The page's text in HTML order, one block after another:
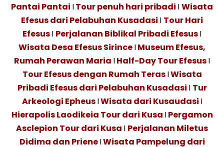
Pantai Pantai ITour penuh hari pribadi IWisata
Efesus dari Pelabuhan Kusadasi I Tour Hari
EfesusI Perjalanan Biblikal Pribadi EfesusI
Wisata Desa Efesus SirinceIMuseum Efesus,
Rumah Perawan Maria IHalf-Day Tour EfesusI
Tour Efesus dengan Rumah TerasIWisata
Pribadi Efesus dari Pelabuhan Kusadasi I Tur
Arkeologi EpheusIWisata dari Kusaudasi I
Hierapolis Laodikeia Tour dari Kusa IPergamon
Asclepion Tour dari Kusa I Perjalanan Miletus
Didima dan PrieneIWisata Pampelung dari